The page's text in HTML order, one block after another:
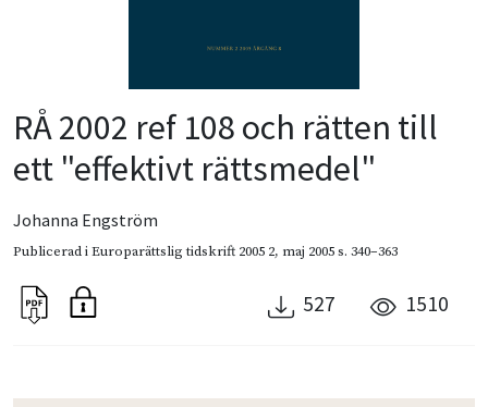
RÅ 2002 ref 108 och rätten till
ett "effektivt rättsmedel"
Johanna Engström
Publicerad iEuroparättslig tidskrift 2005 2, maj 2005s. 340–363
527 1510